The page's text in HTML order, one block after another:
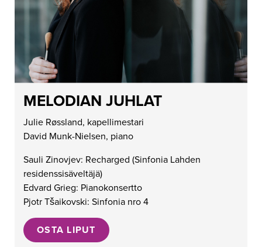
MELODIAN JUHLAT
Julie Røssland, kapellimestari
David Munk-Nielsen, piano
Sauli Zinovjev: Recharged (Sinfonia Lahden
residenssisäveltäjä)
Edvard Grieg: Pianokonsertto
Pjotr Tšaikovski: Sinfonia nro 4
OSTA LIPUT